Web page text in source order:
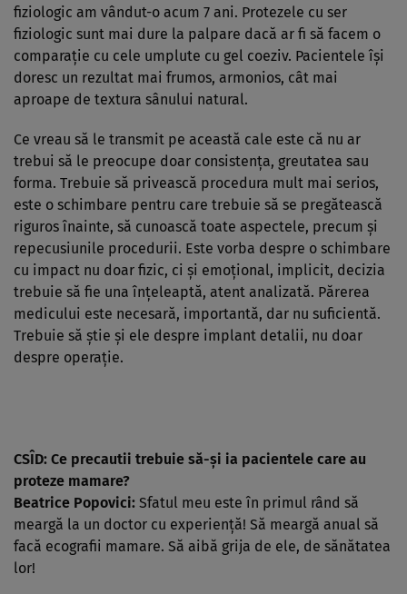
fiziologic am vândut-o acum 7 ani. Protezele cu ser
fiziologic sunt mai dure la palpare dacă ar fi să facem o
comparaţie cu cele umplute cu gel coeziv. Pacientele îşi
doresc un rezultat mai frumos, armonios, cât mai
aproape de textura sânului natural.
Ce vreau să le transmit pe această cale este că nu ar
trebui să le preocupe doar consistenţa, greutatea sau
forma. Trebuie să privească procedura mult mai serios,
este o schimbare pentru care trebuie să se pregătească
riguros înainte, să cunoască toate aspectele, precum şi
repecusiunile procedurii. Este vorba despre o schimbare
cu impact nu doar fizic, ci şi emoţional, implicit, decizia
trebuie să fie una înţeleaptă, atent analizată. Părerea
medicului este necesară, importantă, dar nu suficientă.
Trebuie să ştie şi ele despre implant detalii, nu doar
despre operaţie.
CSÎD: Ce precautii trebuie să-şi ia pacientele care au
proteze mamare?
Beatrice Popovici: Sfatul meu este în primul rând să
meargă la un doctor cu experienţă! Să meargă anual să
facă ecografii mamare. Să aibă grija de ele, de sănătatea
lor!